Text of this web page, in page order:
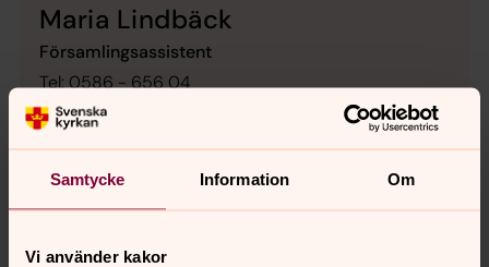
Samtycke Information Om
Vi använder kakor
Maria Lindbäck
Församlingsassistent
Tel: 0586 - 656 04
E-post: degerfors-
nysund.barnochunga@svenskakyrkan.se